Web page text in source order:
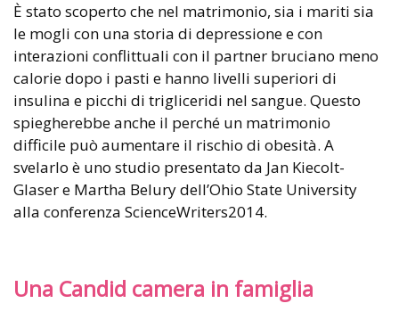
È stato scoperto che nel matrimonio, sia i mariti sia
le mogli con una storia di depressione e con
interazioni conflittuali con il partner bruciano meno
calorie dopo i pasti e hanno livelli superiori di
insulina e picchi di trigliceridi nel sangue. Questo
spiegherebbe anche il perché un matrimonio
difficile può aumentare il rischio di obesità. A
svelarlo è uno studio presentato da Jan Kiecolt-
Glaser e Martha Belury dell’Ohio State University
alla conferenza ScienceWriters2014.
Una Candid camera in famiglia